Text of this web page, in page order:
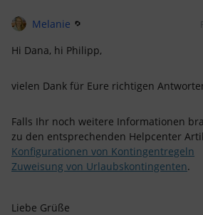
Melanie
Hi Dana, hi Philipp,
vielen Dank für Eure richtigen
Falls Ihr noch weitere Informationen
zu den entsprechenden Helpcenter
Konfigurationen von Kontingentregeln
Zuweisung von Urlaubskontingenten.
Liebe Grüße